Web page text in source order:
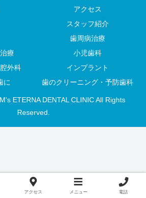
アクセス
スタッフ紹介
歯周病治療
療
小児歯科
外科
インプラント
に
歯のクリーニング・予防歯科
ETERNA DENTAL CLINIC All Rights
Reserved.
アクセス メニュー 電話